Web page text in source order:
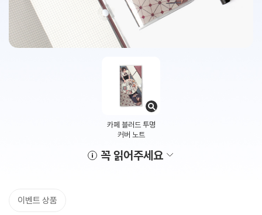
카페 블러드 투명
커버 노트
꼭 읽어주세요
이벤트 상품